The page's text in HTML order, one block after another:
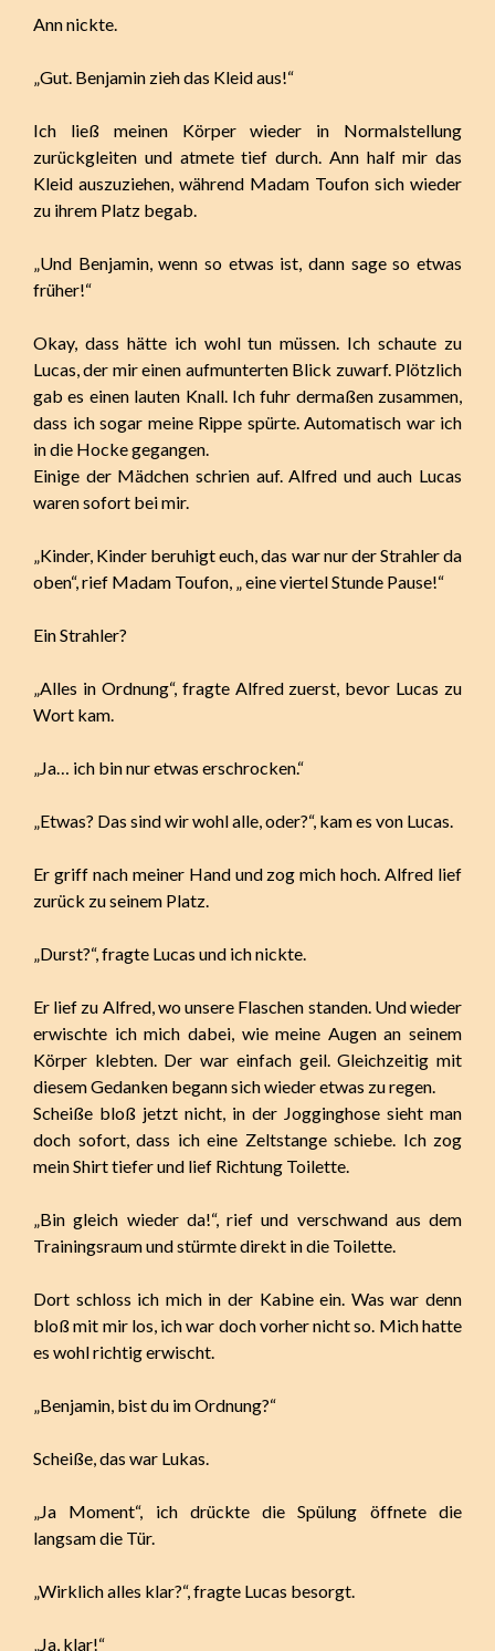
Ann nickte.
„Gut. Benjamin zieh das Kleid aus!“
Ich ließ meinen Körper wieder in Normalstellung
zurückgleiten und atmete tief durch. Ann half mir das
Kleid auszuziehen, während Madam Toufon sich wieder
zu ihrem Platz begab.
„Und Benjamin, wenn so etwas ist, dann sage so etwas
früher!“
Okay, dass hätte ich wohl tun müssen. Ich schaute zu
Lucas, der mir einen aufmunterten Blick zuwarf. Plötzlich
gab es einen lauten Knall. Ich fuhr dermaßen zusammen,
dass ich sogar meine Rippe spürte. Automatisch war ich
in die Hocke gegangen.
Einige der Mädchen schrien auf. Alfred und auch Lucas
waren sofort bei mir.
„Kinder, Kinder beruhigt euch, das war nur der Strahler da
oben“, rief Madam Toufon, „ eine viertel Stunde Pause!“
Ein Strahler?
„Alles in Ordnung“, fragte Alfred zuerst, bevor Lucas zu
Wort kam.
„Ja… ich bin nur etwas erschrocken.“
„Etwas? Das sind wir wohl alle, oder?“, kam es von Lucas.
Er griff nach meiner Hand und zog mich hoch. Alfred lief
zurück zu seinem Platz.
„Durst?“, fragte Lucas und ich nickte.
Er lief zu Alfred, wo unsere Flaschen standen. Und wieder
erwischte ich mich dabei, wie meine Augen an seinem
Körper klebten. Der war einfach geil. Gleichzeitig mit
diesem Gedanken begann sich wieder etwas zu regen.
Scheiße bloß jetzt nicht, in der Jogginghose sieht man
doch sofort, dass ich eine Zeltstange schiebe. Ich zog
mein Shirt tiefer und lief Richtung Toilette.
„Bin gleich wieder da!“, rief und verschwand aus dem
Trainingsraum und stürmte direkt in die Toilette.
Dort schloss ich mich in der Kabine ein. Was war denn
bloß mit mir los, ich war doch vorher nicht so. Mich hatte
es wohl richtig erwischt.
„Benjamin, bist du im Ordnung?“
Scheiße, das war Lukas.
„Ja Moment“, ich drückte die Spülung öffnete die
langsam die Tür.
„Wirklich alles klar?“, fragte Lucas besorgt.
„Ja, klar!“